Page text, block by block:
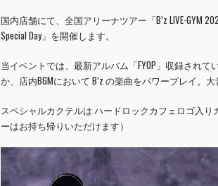
国内店舗にて、全国アリーナツアー「B’z LIVE-GYM
Special Day」を開催します。
当イベントでは、最新アルバム「FYOP」収録されて
か、店内BGMにおいて B’z の楽曲をパワープレイ。
スペシャルカクテルは ハードロックカフェロゴ入
ーはお持ち帰りいただけます）